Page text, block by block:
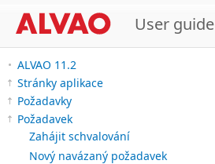
User guide
ALVAO 11.2
Stránky aplikace
Požadavky
Požadavek
Zahájit schvalování
Nový navázaný požadavek